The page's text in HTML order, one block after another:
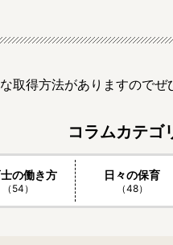
取得方法がありますのでぜ
コラムカテゴ
の働き方
（54）
日々の保育
（48）